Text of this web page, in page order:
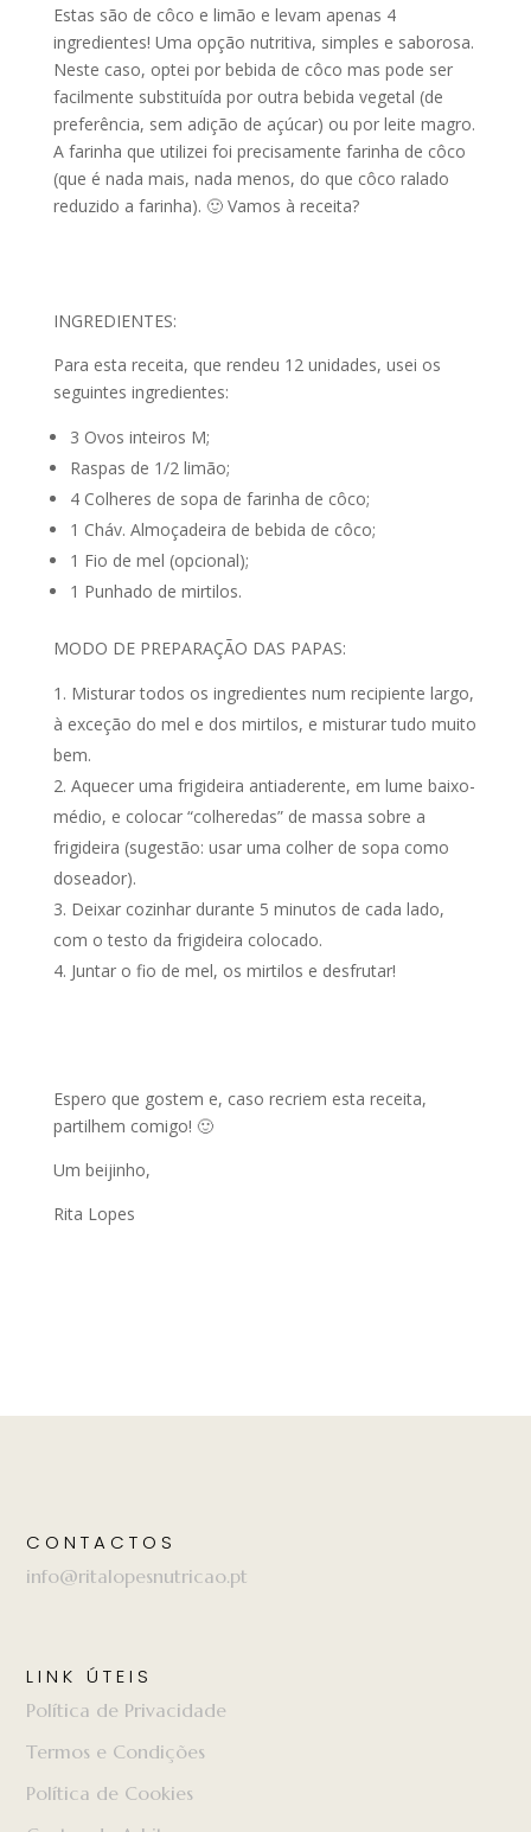
Estas são de côco e limão e levam apenas 4
ingredientes! Uma opção nutritiva, simples e saborosa.
Neste caso, optei por bebida de côco mas pode ser
facilmente substituída por outra bebida vegetal (de
preferência, sem adição de açúcar) ou por leite magro.
A farinha que utilizei foi precisamente farinha de côco
(que é nada mais, nada menos, do que côco ralado
reduzido a farinha). 🙂 Vamos à receita?
INGREDIENTES:
Para esta receita, que rendeu 12 unidades, usei os
seguintes ingredientes:
3 Ovos inteiros M;
Raspas de 1/2 limão;
4 Colheres de sopa de farinha de côco;
1 Cháv. Almoçadeira de bebida de côco;
1 Fio de mel (opcional);
1 Punhado de mirtilos.
MODO DE PREPARAÇÃO DAS PAPAS:
Misturar todos os ingredientes num recipiente largo,
à exceção do mel e dos mirtilos, e misturar tudo muito
bem.
Aquecer uma frigideira antiaderente, em lume baixo-
médio, e colocar “colheredas” de massa sobre a
frigideira (sugestão: usar uma colher de sopa como
doseador).
Deixar cozinhar durante 5 minutos de cada lado,
com o testo da frigideira colocado.
Juntar o fio de mel, os mirtilos e desfrutar!
Espero que gostem e, caso recriem esta receita,
partilhem comigo! 🙂
Um beijinho,
Rita Lopes
CONTACTOS
info@ritalopesnutricao.pt
LINK ÚTEIS
Política de Privacidade
Termos e Condições
Política de Cookies